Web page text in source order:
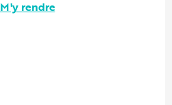
M'y rendre